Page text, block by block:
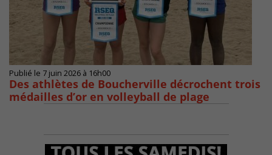
Publié le 7 juin 2026 à 16h00
Des athlètes de Boucherville décrochent trois
médailles d’or en volleyball de plage